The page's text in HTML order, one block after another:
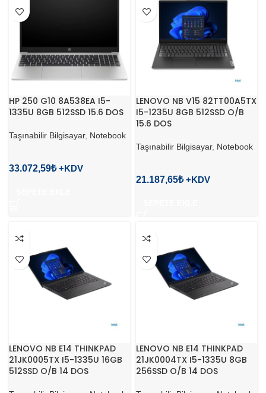
HP 250 G10 8A538EA I5-
1335U 8GB 512SSD 15.6 DOS
Taşınabilir Bilgisayar, Notebook
33.072,59₺
LENOVO NB V15 82TT00A5TX
I5-1235U 8GB 512SSD O/B
15.6 DOS
Taşınabilir Bilgisayar, Notebook
21.187,65₺
LENOVO NB E14 THINKPAD
21JK0005TX I5-1335U 16GB
512SSD O/B 14 DOS
LENOVO NB E14 THINKPAD
21JK0004TX I5-1335U 8GB
256SSD O/B 14 DOS